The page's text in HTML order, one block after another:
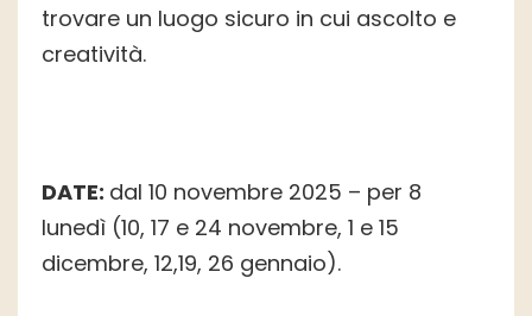
trovare un luogo sicuro in cui ascolto e
creatività.
DATE: dal 10 novembre 2025 – per 8
lunedì (10, 17 e 24 novembre, 1 e 15
dicembre, 12,19, 26 gennaio).